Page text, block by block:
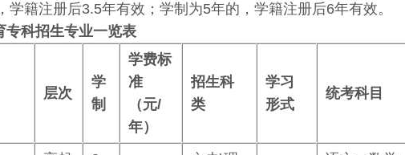
学籍注册后3.5年有效；学制为5年的，学籍注册后6年有效。
专科招生专业一览表
层次
学
制
学费标
准
（元/
年）
招生科
类
学习
形式
统考科目